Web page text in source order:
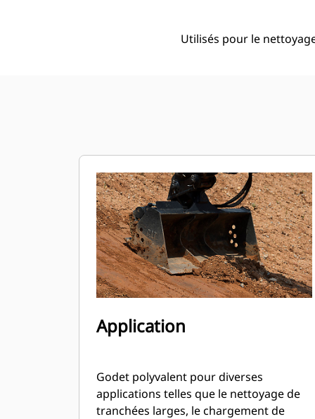
Utilisés pour le
Application
Godet polyvalent pour diverses
applications telles que le nettoyage de
tranchées larges, le chargement de